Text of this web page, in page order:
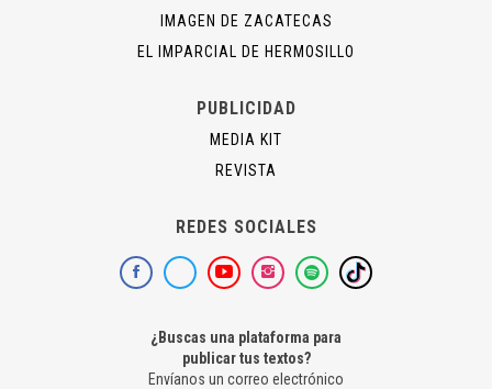
IMAGEN DE ZACATECAS
EL IMPARCIAL DE HERMOSILLO
PUBLICIDAD
MEDIA KIT
REVISTA
REDES SOCIALES
¿Buscas una plataforma para
publicar tus textos?
Envíanos un correo electrónico